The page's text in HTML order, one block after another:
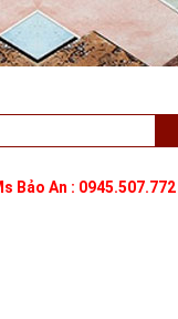
Bảo An : 0945.507.772